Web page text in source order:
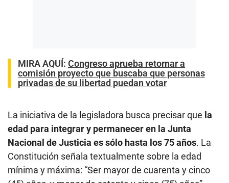
MIRA AQUÍ: Congreso aprueba retornar a
comisión proyecto que buscaba que personas
privadas de su libertad puedan votar
La iniciativa de la legisladora busca precisar que la
edad para integrar y permanecer en la Junta
Nacional de Justicia es sólo hasta los 75 años. La
Constitución señala textualmente sobre la edad
mínima y máxima: “Ser mayor de cuarenta y cinco